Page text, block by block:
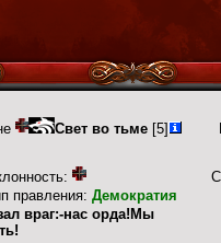
Свет во тьме [5]
правления: Демократия
враг:-нас орда!Мы